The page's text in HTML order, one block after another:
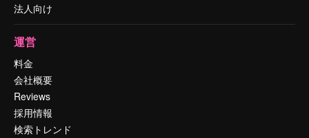
法人向け
運営
料金
会社概要
Reviews
採用情報
検索トレンド